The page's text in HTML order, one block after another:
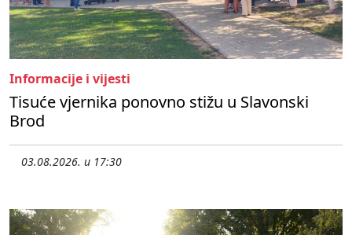
Informacije i vijesti
Tisuće vjernika ponovno stižu u Slavonski
Brod
03.08.2026. u 17:30